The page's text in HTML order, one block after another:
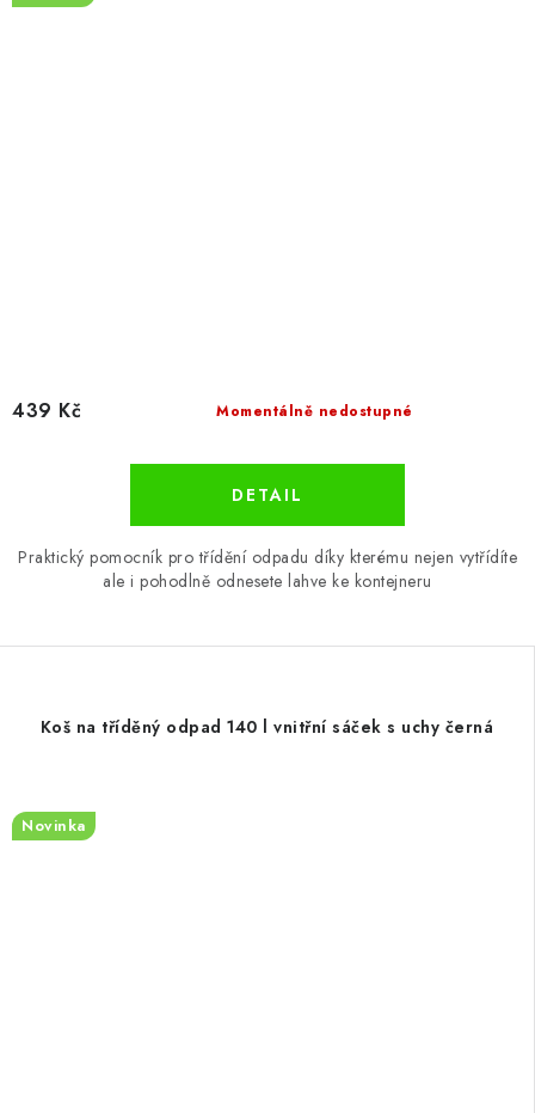
Momentálně nedostupné
439 Kč
Praktický pomocník pro třídění odpadu díky kterému nejen vytřídíte
ale i pohodlně odnesete lahve ke kontejneru
Koš na tříděný odpad 140 l vnitřní sáček s uchy černá
Novinka